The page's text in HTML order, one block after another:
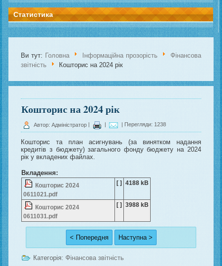
Статистика
Ви тут: Головна Інформаційна прозорість
Фінансова
звітність
Кошторис на 2024 рік
Кошторис на 2024 рік
Автор: Адміністратор | Перегляди: 1238
Кошторис та план асигнувань (за винятком надання
кредитів з бюджету) загального фонду бюджету на 2024
рік у вкладених файлах.
Вкладення:
Кошторис 2024
0611021.pdf
[ ] 4188 kB
Кошторис 2024
0611031.pdf
[ ] 3988 kB
< Попередня Наступна >
Категорія:Фінансова звітність